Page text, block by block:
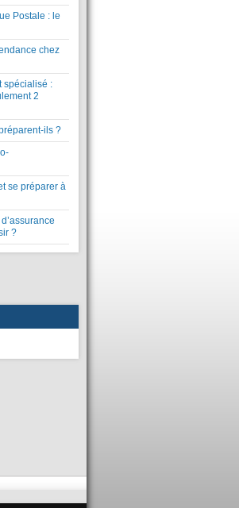
Postale : le
chez
spécialisé :
2
ils ?
se préparer à
?